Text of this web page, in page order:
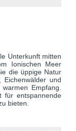
Unterkunft mitten
Ionischen Meer
die üppige Natur
Eichenwälder und
Empfang.
für entspannende
bieten.